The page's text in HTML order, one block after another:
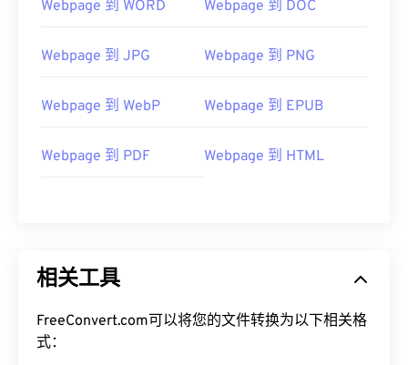
Webpage 到 WORD Webpage 到 DOC
Webpage 到 JPG Webpage 到 PNG
Webpage 到 WebP Webpage 到 EPUB
Webpage 到 PDF Webpage 到 HTML
相关工具
FreeConvert.com可以将您的文件转换为以下相关格
式：